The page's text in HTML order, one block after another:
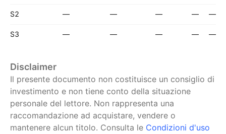
S2 — — — — —
S3 — — — — —
Disclaimer
Il presente documento non costituisce un consiglio di
investimento e non tiene conto della situazione
personale del lettore. Non rappresenta una
raccomandazione ad acquistare, vendere o
mantenere alcun titolo. Consulta le Condizioni d'uso